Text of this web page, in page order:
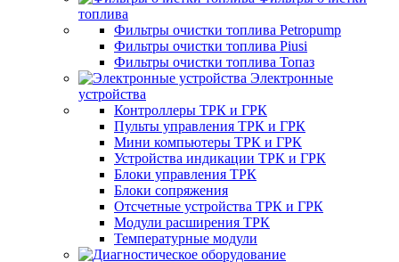
топлива
Фильтры очистки топлива Petropump
Фильтры очистки топлива Piusi
Фильтры очистки топлива Топаз
Электронные
устройства
Контроллеры ТРК и ГРК
Пульты управления ТРК и ГРК
Мини компьютеры ТРК и ГРК
Устройства индикации ТРК и ГРК
Блоки управления ТРК
Блоки сопряжения
Отсчетные устройства ТРК и ГРК
Модули расширения ТРК
Температурные модули